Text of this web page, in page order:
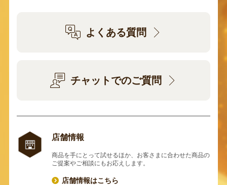
よくある質問
チャットでのご質問
店舗情報
商品を手にとって試せるほか、お客さまに合わせた商品の
ご提案やご相談にもお応えします。
店舗情報はこちら